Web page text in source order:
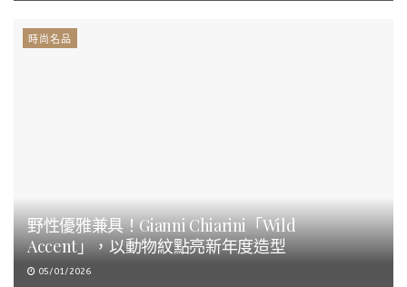
時尚名品
野性優雅兼具！Gianni Chiarini「Wild
Accent」，以動物紋點亮新年度造型
05/01/2026